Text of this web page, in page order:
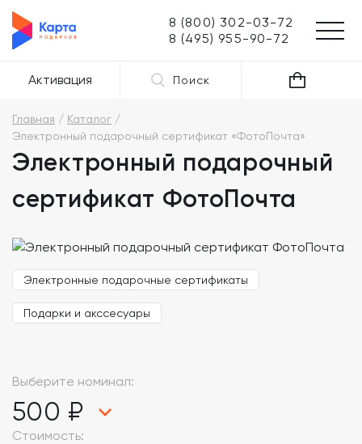
8 (800) 302-03-72
8 (495) 955-90-72
Активация Поиск
Главная
Каталог
Электронный подарочный сертификат «ФотоПочта»
Электронный подарочный
сертификат ФотоПочта
Электронные подарочные сертификаты
Подарки и акссесуары
Выберите номинал:
500 ₽
Стоимость: